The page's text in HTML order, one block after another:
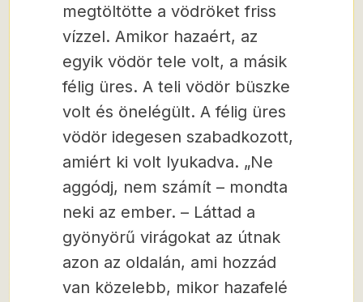
megtöltötte a vödröket friss
vízzel. Amikor hazaért, az
egyik vödör tele volt, a másik
félig üres. A teli vödör büszke
volt és önelégült. A félig üres
vödör idegesen szabadkozott,
amiért ki volt lyukadva. „Ne
aggódj, nem számít – mondta
neki az ember. – Láttad a
gyönyörű virágokat az útnak
azon az oldalán, ami hozzád
van közelebb, mikor hazafelé